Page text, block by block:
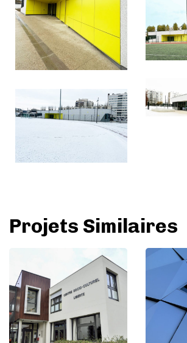
Projets Similaires